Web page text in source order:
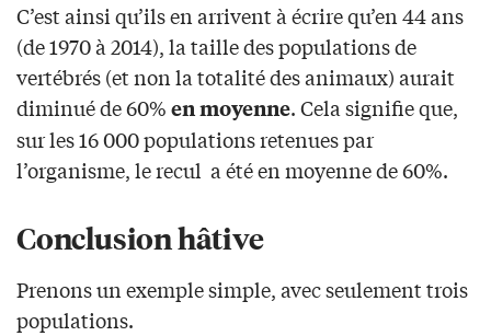
C’est ainsi qu’ils en arrivent à écrire qu’en 44 ans
(de 1970 à 2014), la taille des populations de
vertébrés (et non la totalité des animaux) aurait
diminué de 60% en moyenne. Cela signifie que,
sur les 16 000 populations retenues par
l’organisme, le recul a été en moyenne de 60%.
Conclusion hâtive
Prenons un exemple simple, avec seulement trois
populations.